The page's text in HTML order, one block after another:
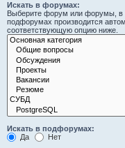
Искать в форумах:
Выберите форум или форумы, в
подфорумах производится
соответствующую опцию ниже.
Искать в подфорумах:
Да
Нет